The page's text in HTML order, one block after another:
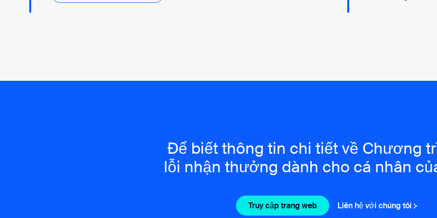
Để biết thông tin chi tiết về Chương
lỗi nhận thưởng dành cho cá nhân
Truy cập trang webTruy cập trang web
Liên hệ với chúng tôi